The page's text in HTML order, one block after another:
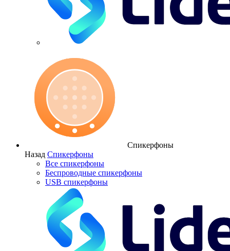
Спикерфоны
Назад Спикерфоны
Все спикерфоны
Беспроводные спикерфоны
USB спикерфоны